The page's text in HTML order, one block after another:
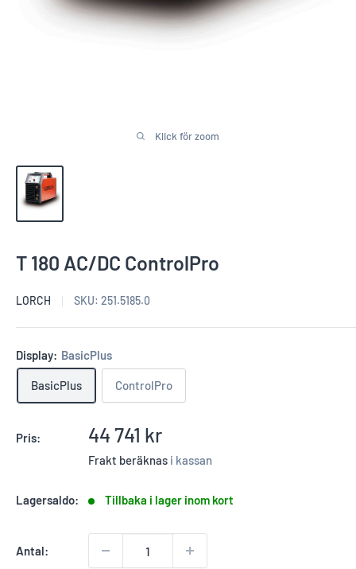
Klick för zoom
T 180 AC/DC ControlPro
LORCH SKU: 251.5185.0
Display: BasicPlus
BasicPlus ControlPro
Pris: Reapris
44 741 kr
Frakt beräknas i kassan
Lagersaldo: Tillbaka i lager inom kort
Antal: